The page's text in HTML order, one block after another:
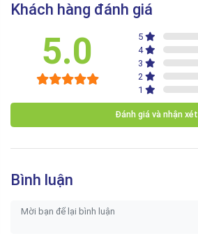
Khách hàng đánh giá
5.0 5
4
3
2
1
Đánh giá và nhận xét
Bình luận